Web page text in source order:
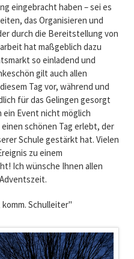
eingebracht haben – sei es
das Organisieren und
durch die Bereitstellung von
hat maßgeblich dazu
so einladend und
gilt auch allen
Tag vor, während und
für das Gelingen gesorgt
ein Event nicht möglich
schönen Tag erlebt, der
Schule gestärkt hat. Vielen
zu einem
Ich wünsche Ihnen allen
Schulleiter"